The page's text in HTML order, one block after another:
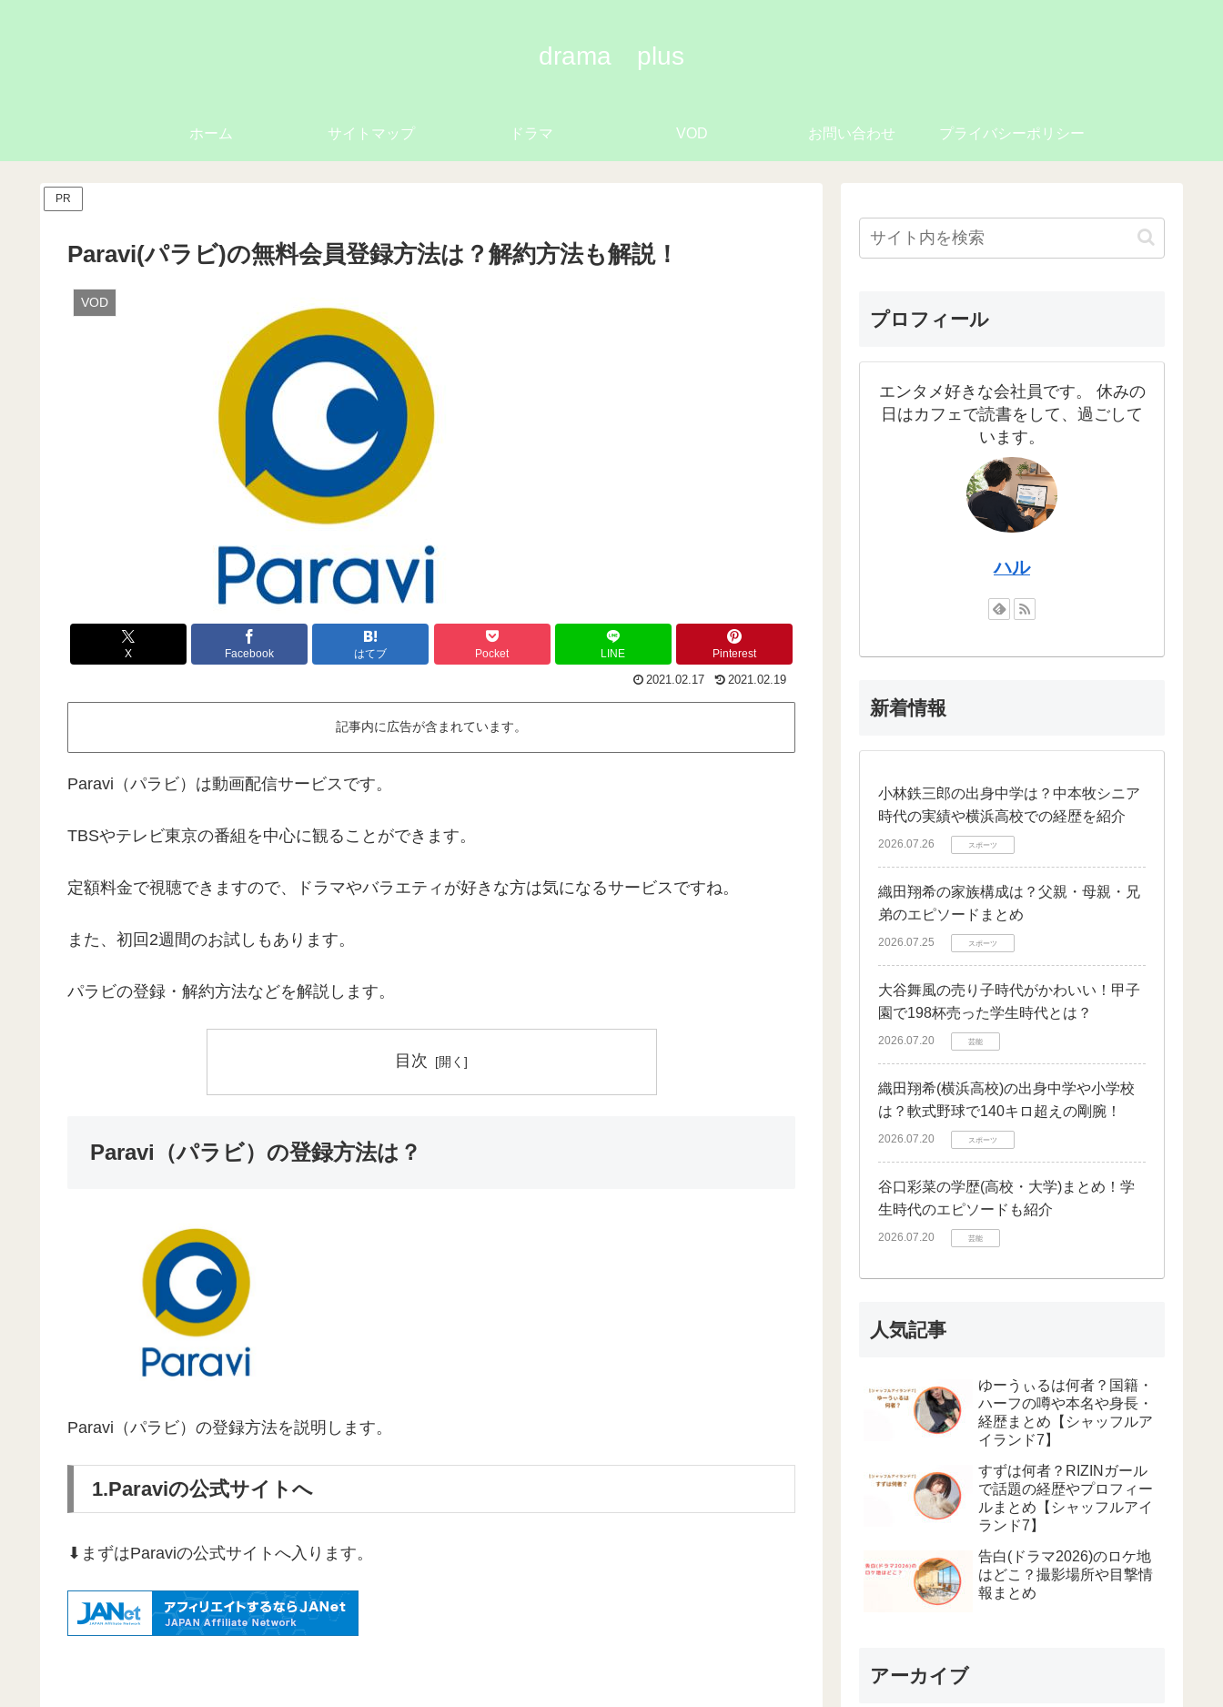
drama plus
ホーム サイトマップ ドラマ VOD お問い合わせ プライバシーポリシー
PR
Paravi(パラビ)の無料会員登録方法は？解約方法も解説！
VOD
X Facebook はてブ Pocket LINE Pinterest
2021.02.17 2021.02.19
記事内に広告が含まれています。
Paravi（パラビ）は動画配信サービスです。
TBSやテレビ東京の番組を中心に観ることができます。
定額料金で視聴できますので、ドラマやバラエティが好きな方は気になるサービスですね。
また、初回2週間のお試しもあります。
パラビの登録・解約方法などを解説します。
目次
Paravi（パラビ）の登録方法は？
Paravi（パラビ）の登録方法を説明します。
1.Paraviの公式サイトへ
⬇まずはParaviの公式サイトへ入ります。
プロフィール
エンタメ好きな会社員です。 休みの
日はカフェで読書をして、過ごして
います。
ハル
新着情報
小林鉄三郎の出身中学は？中本牧シニア
時代の実績や横浜高校での経歴を紹介
2026.07.26 スポーツ
織田翔希の家族構成は？父親・母親・兄
弟のエピソードまとめ
2026.07.25 スポーツ
大谷舞風の売り子時代がかわいい！甲子
園で198杯売った学生時代とは？
2026.07.20 芸能
織田翔希(横浜高校)の出身中学や小学校
は？軟式野球で140キロ超えの剛腕！
2026.07.20 スポーツ
谷口彩菜の学歴(高校・大学)まとめ！学
生時代のエピソードも紹介
2026.07.20 芸能
人気記事
ゆーうぃるは何者？国籍・
ハーフの噂や本名や身長・
経歴まとめ【シャッフルア
イランド7】
すずは何者？RIZINガール
で話題の経歴やプロフィー
ルまとめ【シャッフルアイ
ランド7】
告白(ドラマ2026)のロケ地
はどこ？撮影場所や目撃情
報まとめ
アーカイブ